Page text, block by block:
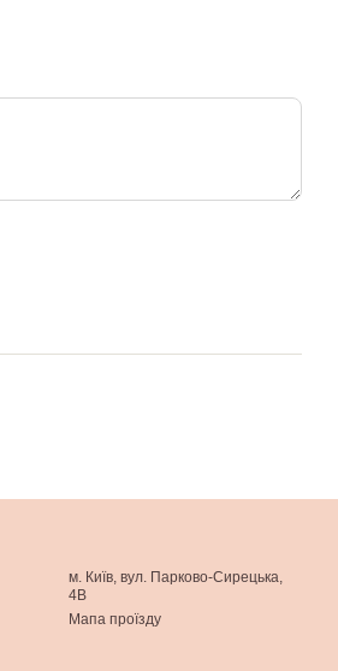
м. Київ, вул. Парково-Сирецька,
4В
Мапа проїзду